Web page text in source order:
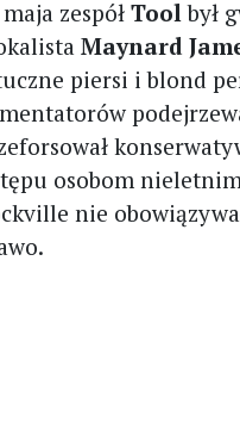
maja zespółToolbył
Maynard
piersi i blond
osobom
nie